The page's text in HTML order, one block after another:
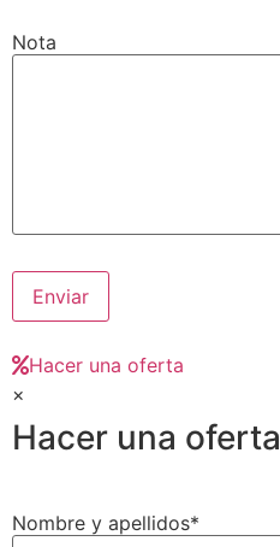
Nota
Hacer una oferta
×
Hacer una oferta
Nombre y apellidos*